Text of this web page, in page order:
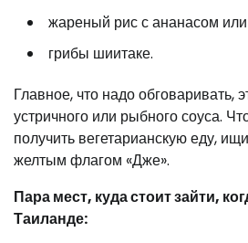
жареный рис с ананасом
грибы шиитаке.
Главное, что надо обговаривать,
устричного или рыбного соуса.
получить вегетарианскую еду,
желтым флагом «Дже».
Пара мест, куда стоит зайти,
Таиланде: